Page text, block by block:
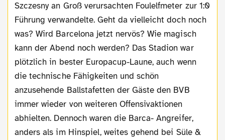
Szczesny an Groß verursachten Foulelfmeter zur 1:0
Führung verwandelte. Geht da vielleicht doch noch
was? Wird Barcelona jetzt nervös? Wie magisch
kann der Abend noch werden? Das Stadion war
plötzlich in bester Europacup-Laune, auch wenn
die technische Fähigkeiten und schön
anzusehende Ballstafetten der Gäste den BVB
immer wieder von weiteren Offensivaktionen
abhielten. Dennoch waren die Barca- Angreifer,
anders als im Hinspiel, weites gehend bei Süle &